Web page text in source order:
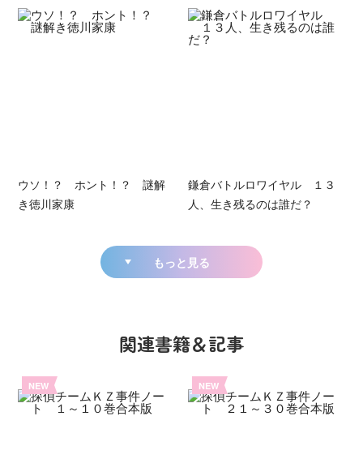
ウソ！？ ホント！？ 謎解
き徳川家康
鎌倉バトルロワイヤル １３
人、生き残るのは誰だ？
もっと見る
関連書籍＆記事
NEW NEW